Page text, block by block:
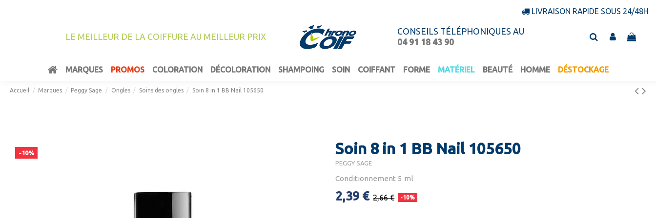
LIVRAISON RAPIDE SOUS 24/48H
LE MEILLEUR DE LA COIFFURE AU MEILLEUR PRIX
CONSEILS TÉLÉPHONIQUES AU
04 91 18 43 90
MARQUES PROMOS COLORATION DÉCOLORATION SHAMPOING SOIN COIFFANT FORME MATÉRIEL BEAUTÉ HOMME DÉSTOCKAGE
Accueil Marques Peggy Sage Ongles Soins des ongles Soin 8 in 1 BB Nail 105650
-10% Soin 8 in 1 BB Nail 105650
PEGGY SAGE
Conditionnement 5 ml
2,39 € 2,66 € -10%